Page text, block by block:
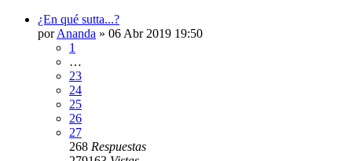
¿En qué sutta...?
porAnanda » 06 Abr 2019 19:50
1
…
23
24
25
26
27
268 Respuestas